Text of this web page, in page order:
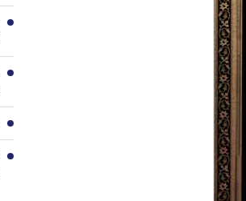
7
8
9
10